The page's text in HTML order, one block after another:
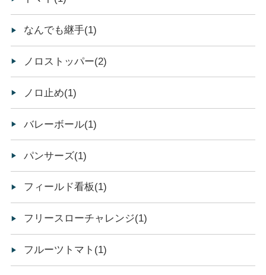
なんでも継手(1)
ノロストッパー(2)
ノロ止め(1)
バレーボール(1)
パンサーズ(1)
フィールド看板(1)
フリースローチャレンジ(1)
フルーツトマト(1)